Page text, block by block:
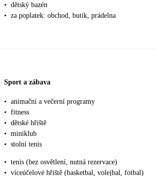
• dětský bazén
• za poplatek: obchod, butik, prádelna
Sport a zábava
• animační a večerní programy
• fitness
• dětské hřiště
• miniklub
• stolní tenis
• tenis (bez osvětlení, nutná rezervace)
• víceúčelové hřiště (basketbal, volejbal, fotbal)